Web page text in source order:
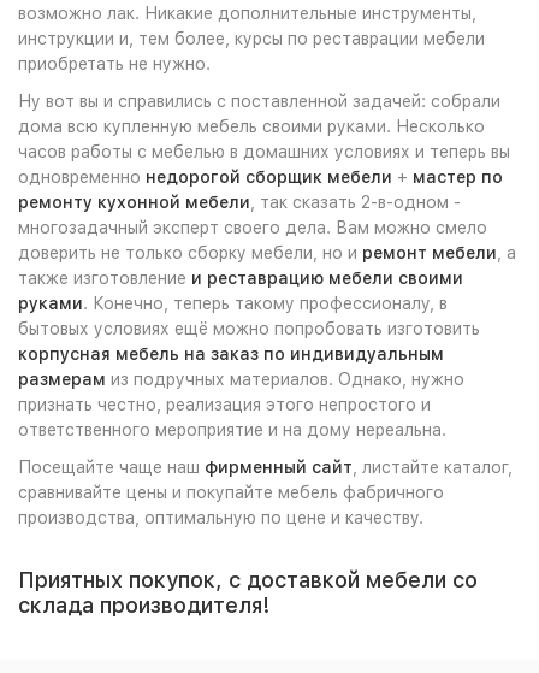
возможно лак. Никакие дополнительные инструменты,
инструкции и, тем более, курсы по реставрации мебели
приобретать не нужно.
Ну вот вы и справились с поставленной задачей: собрали
дома всю купленную мебель своими руками. Несколько
часов работы с мебелью в домашних условиях и теперь вы
одновременно недорогой сборщик мебели + мастер по
ремонту кухонной мебели, так сказать 2-в-одном -
многозадачный эксперт своего дела. Вам можно смело
доверить не только сборку мебели, но и ремонт мебели, а
также изготовление и реставрацию мебели своими
руками. Конечно, теперь такому профессионалу, в
бытовых условиях ещё можно попробовать изготовить
корпусная мебель на заказ по индивидуальным
размерам из подручных материалов. Однако, нужно
признать честно, реализация этого непростого и
ответственного мероприятие и на дому нереальна.
Посещайте чаще наш фирменный сайт, листайте каталог,
сравнивайте цены и покупайте мебель фабричного
производства, оптимальную по цене и качеству.
Приятных покупок, с доставкой мебели со
склада производителя!